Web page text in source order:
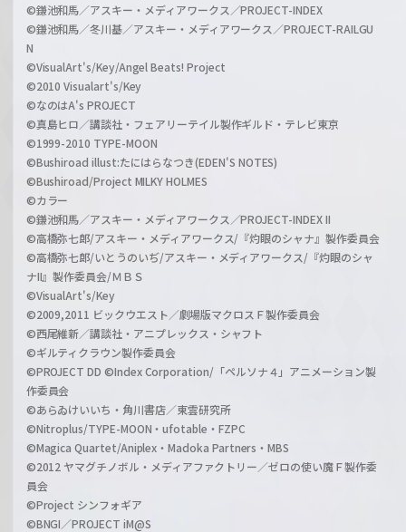
©鎌池和馬／アスキー・メディアワークス／PROJECT-INDEX
©鎌池和馬／冬川基／アスキー・メディアワークス／PROJECT-RAILGU
N
©VisualArt's/Key/Angel Beats! Project
©2010 Visualart's/Key
©なのはA's PROJECT
©真島ヒロ／講談社・フェアリーテイル製作ギルド・テレビ東京
©1999-2010 TYPE-MOON
©Bushiroad illust:たにはらなつき(EDEN'S NOTES)
©Bushiroad/Project MILKY HOLMES
©カラー
©鎌池和馬／アスキー・メディアワークス／PROJECT-INDEX II
©高橋弥七郎/アスキー・メディアワークス/『灼眼のシャナ』製作委員会
©高橋弥七郎/いとうのいぢ/アスキー・メディアワークス/『灼眼のシャ
ナII』製作委員会/ＭＢＳ
©VisualArt's/Key
©2009,2011 ビックウエスト／劇場版マクロスＦ製作委員会
©西尾維新／講談社・アニプレックス・シャフト
©ギルティクラウン製作委員会
©PROJECT DD ©Index Corporation/「ペルソナ４」アニメーション製
作委員会
©あらゐけいいち・角川書店／東雲研究所
©Nitroplus/TYPE-MOON・ufotable・FZPC
©Magica Quartet/Aniplex・Madoka Partners・MBS
©2012 ヤマグチノボル・メディアファクトリー／ゼロの使い魔Ｆ製作委
員会
©Project シンフォギア
©BNGI／PROJECT iM@S